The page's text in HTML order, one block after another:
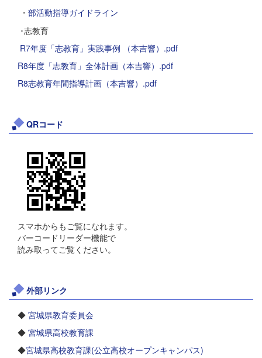
・ 部活動指導ガイドライン
･志教育
R7年度「志教育」実践事例 （本吉響）.pdf
R8年度「志教育」全体計画（本吉響）.pdf
R8志教育年間指導計画（本吉響）.pdf
QRコード
スマホからもご覧になれます。
バーコードリーダー機能で
読み取ってご覧ください。
外部リンク
◆ 宮城県教育委員会
◆ 宮城県高校教育課
◆宮城県高校教育課(公立高校オープンキャンパス)